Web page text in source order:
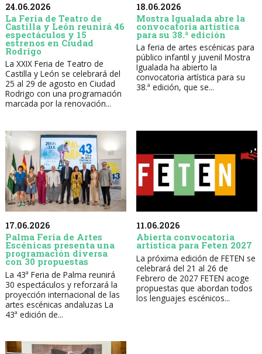
24.06.2026
La Feria de Teatro de
Castilla y León reunirá 46
espectáculos y 15
estrenos en Ciudad
Rodrigo
La XXIX Feria de Teatro de
Castilla y León se celebrará del
25 al 29 de agosto en Ciudad
Rodrigo con una programación
marcada por la renovación...
18.06.2026
Mostra Igualada abre la
convocatoria artística
para su 38.ª edición
La feria de artes escénicas para
público infantil y juvenil Mostra
Igualada ha abierto la
convocatoria artística para su
38.ª edición, que se...
17.06.2026
Palma Feria de Artes
Escénicas presenta una
programación diversa
con 30 propuestas
La 43ª Feria de Palma reunirá
30 espectáculos y reforzará la
proyección internacional de las
artes escénicas andaluzas La
43ª edición de...
11.06.2026
Abierta convocatoria
artística para Feten 2027
La próxima edición de FETEN se
celebrará del 21 al 26 de
Febrero de 2027 FETEN acoge
propuestas que abordan todos
los lenguajes escénicos...